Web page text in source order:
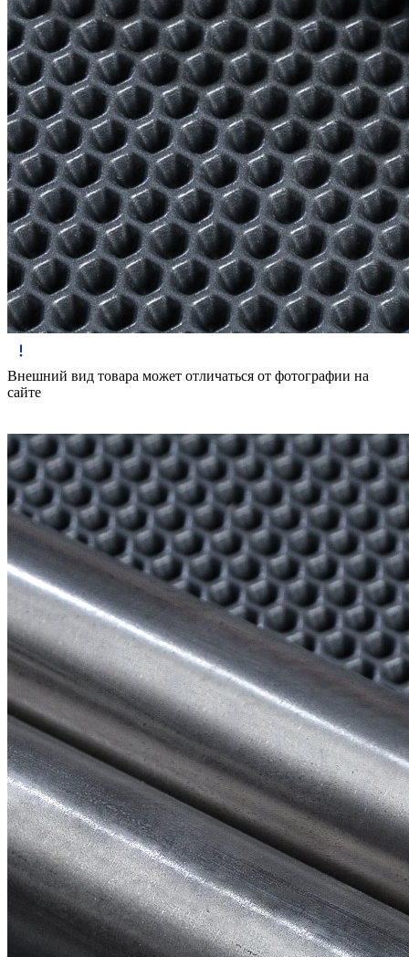
Внешний вид товара может отличаться от фотографии на
сайте